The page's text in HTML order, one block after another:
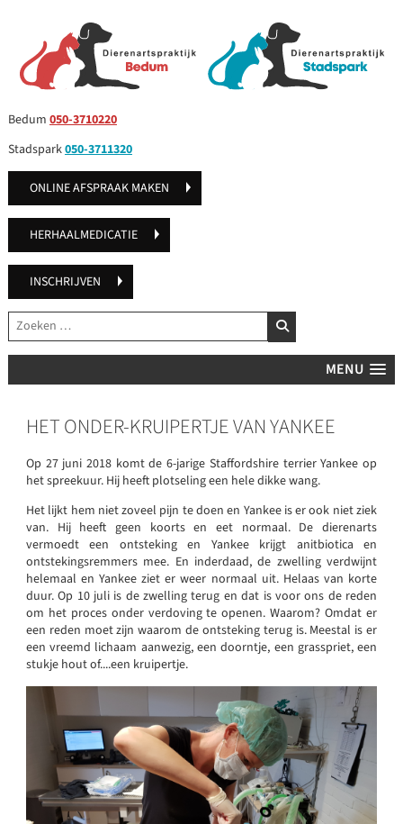
Bedum 050-3710220
Stadspark050-3711320
ONLINE AFSPRAAK MAKEN
HERHAALMEDICATIE
INSCHRIJVEN
Zoeken ZOEKEN
MENU
HET ONDER-KRUIPERTJE VAN YANKEE
Op 27 juni 2018 komt de 6-jarige Staffordshire terrier Yankee op
het spreekuur. Hij heeft plotseling een hele dikke wang.
Het lijkt hem niet zoveel pijn te doen en Yankee is er ook niet ziek
van. Hij heeft geen koorts en eet normaal. De dierenarts
vermoedt een ontsteking en Yankee krijgt anitbiotica en
ontstekingsremmers mee. En inderdaad, de zwelling verdwijnt
helemaal en Yankee ziet er weer normaal uit. Helaas van korte
duur. Op 10 juli is de zwelling terug en dat is voor ons de reden
om het proces onder verdoving te openen. Waarom? Omdat er
een reden moet zijn waarom de ontsteking terug is. Meestal is er
een vreemd lichaam aanwezig, een doorntje, een grasspriet, een
stukje hout of....een kruipertje.